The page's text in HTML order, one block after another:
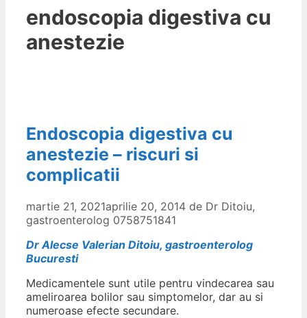
endoscopia digestiva cu
anestezie
Endoscopia digestiva cu
anestezie – riscuri si
complicatii
martie 21, 2021aprilie 20, 2014 de Dr Ditoiu,
gastroenterolog 0758751841
Dr Alecse Valerian Ditoiu, gastroenterolog
Bucuresti
Medicamentele sunt utile pentru vindecarea sau
ameliroarea bolilor sau simptomelor, dar au si
numeroase efecte secundare.